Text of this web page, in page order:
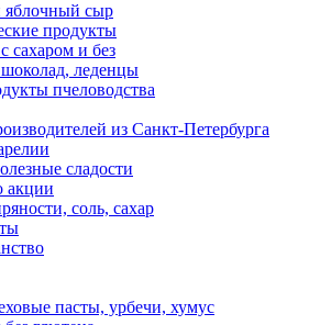
яблочный сыр
продукты
сахаром и без
леденцы
пчеловодства
из Санкт-Петербурга
сладости
акции
соль, сахар
пасты, урбечи, хумус